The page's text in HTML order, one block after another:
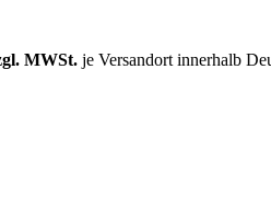
MWSt. je Versandort innerhalb